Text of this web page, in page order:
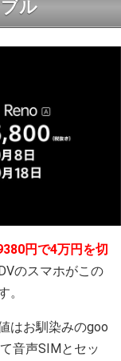
ル
円で4万円を切
のスマホがこの
。
はお馴染みのgoo
音声SIMとセッ